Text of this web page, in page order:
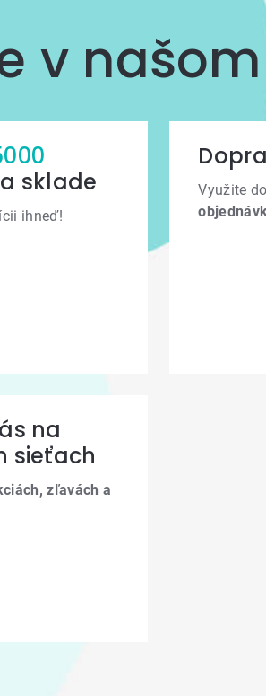
v
sklade
ihneď!
Využite
na
sieťach
zľavách a